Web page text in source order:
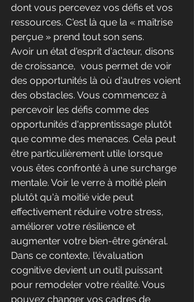
dont vous percevez vos défis et vos
ressources. C'est là que la « maîtrise
perçue » prend tout son sens.
Avoir un état d'esprit d'acteur, disons
de croissance,  vous permet de voir
des opportunités là où d'autres voient
des obstacles. Vous commencez à
percevoir les défis comme des
opportunités d'apprentissage plutôt
que comme des menaces. Cela peut
être particulièrement utile lorsque
vous êtes confronté à une surcharge
mentale. Voir le verre à moitié plein
plutôt qu'à moitié vide peut
effectivement réduire votre stress,
améliorer votre résilience et
augmenter votre bien-être général.
Dans ce contexte, l'évaluation
cognitive devient un outil puissant
pour remodeler votre réalité. Vous
pouvez changer vos cadres de